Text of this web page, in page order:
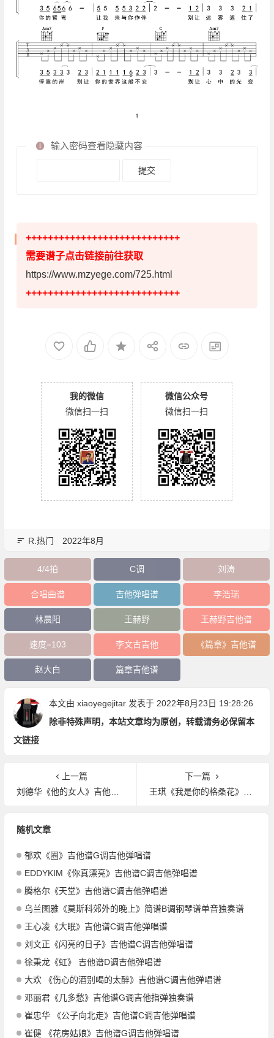
输入密码查看隐藏内容
++++++++++++++++++++++++++++
需要谱子点击链接前往获取
https://www.mzyege.com/725.html
++++++++++++++++++++++++++++
我的微信
微信扫一扫
微信公众号
微信扫一扫
R.热门 2022年8月
4/4拍 C调 刘涛
合唱曲谱 吉他弹唱谱 李浩瑞
林晨阳 王赫野 王赫野吉他谱
速度=103 李文古吉他 《篇章》吉他谱
赵大白 篇章吉他谱
本文由 xiaoyegejitar发表于 2022年8月23日 19:28:26
除非特殊声明，本站文章均为原创，转载请务必保留本
文链接
上一篇
刘德华《他的女人》吉他谱C调吉他弹唱谱
下一篇
王琪《我是你的格桑花》吉他谱G调吉他弹唱谱
随机文章
郁欢《圈》吉他谱G调吉他弹唱谱
EDDYKIM《你真漂亮》吉他谱C调吉他弹唱谱
腾格尔《天堂》吉他谱C调吉他弹唱谱
乌兰图雅《莫斯科郊外的晚上》简谱B调钢琴谱单音独奏谱
王心凌《大眠》吉他谱C调吉他弹唱谱
刘文正《闪亮的日子》吉他谱C调吉他弹唱谱
徐秉龙《虹》 吉他谱D调吉他弹唱谱
大欢 《伤心的酒别喝的太醉》吉他谱C调吉他弹唱谱
邓丽君《几多愁》吉他谱G调吉他指弹独奏谱
崔忠华 《公子向北走》吉他谱C调吉他弹唱谱
崔健 《花房姑娘》吉他谱G调吉他弹唱谱